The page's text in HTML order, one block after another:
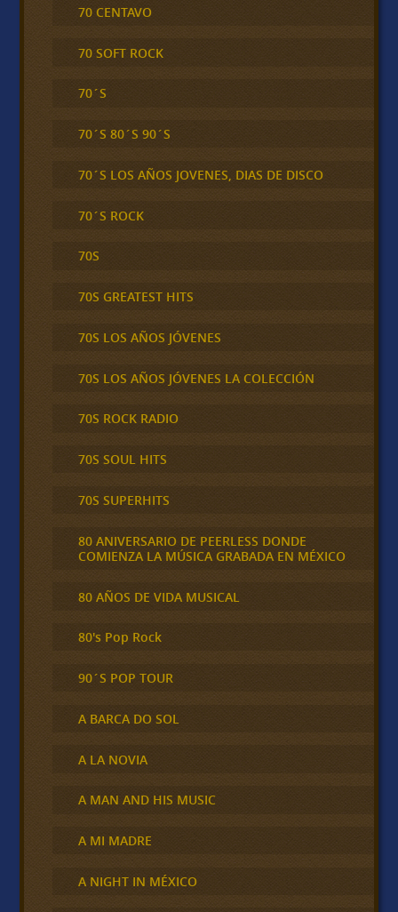
70 CENTAVO
70 SOFT ROCK
70´S
70´S 80´S 90´S
70´S LOS AÑOS JOVENES, DIAS DE DISCO
70´S ROCK
70S
70S GREATEST HITS
70S LOS AÑOS JÓVENES
70S LOS AÑOS JÓVENES LA COLECCIÓN
70S ROCK RADIO
70S SOUL HITS
70S SUPERHITS
80 ANIVERSARIO DE PEERLESS DONDE
COMIENZA LA MÚSICA GRABADA EN MÉXICO
80 AÑOS DE VIDA MUSICAL
80's Pop Rock
90´S POP TOUR
A BARCA DO SOL
A LA NOVIA
A MAN AND HIS MUSIC
A MI MADRE
A NIGHT IN MÉXICO